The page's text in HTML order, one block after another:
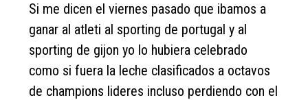
Si me dicen el viernes pasado que ibamos a
ganar al atleti al sporting de portugal y al
sporting de gijon yo lo hubiera celebrado
como si fuera la leche clasificados a octavos
de champions lideres incluso perdiendo con el